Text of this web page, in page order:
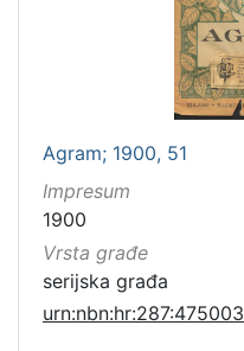
Agram; 1900, 51
Impresum
1900
Vrsta građe
serijska građa
urn:nbn:hr:287:475003